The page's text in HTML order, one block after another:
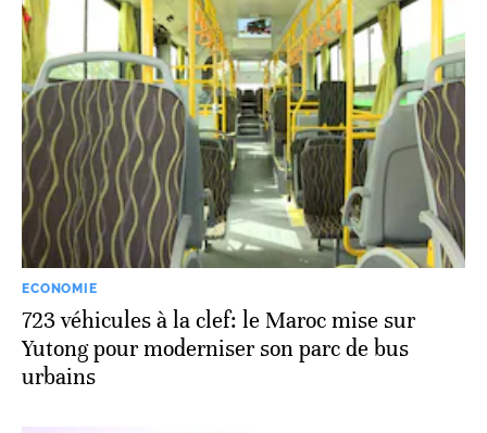
ECONOMIE
723 véhicules à la clef: le Maroc mise sur
Yutong pour moderniser son parc de bus
urbains